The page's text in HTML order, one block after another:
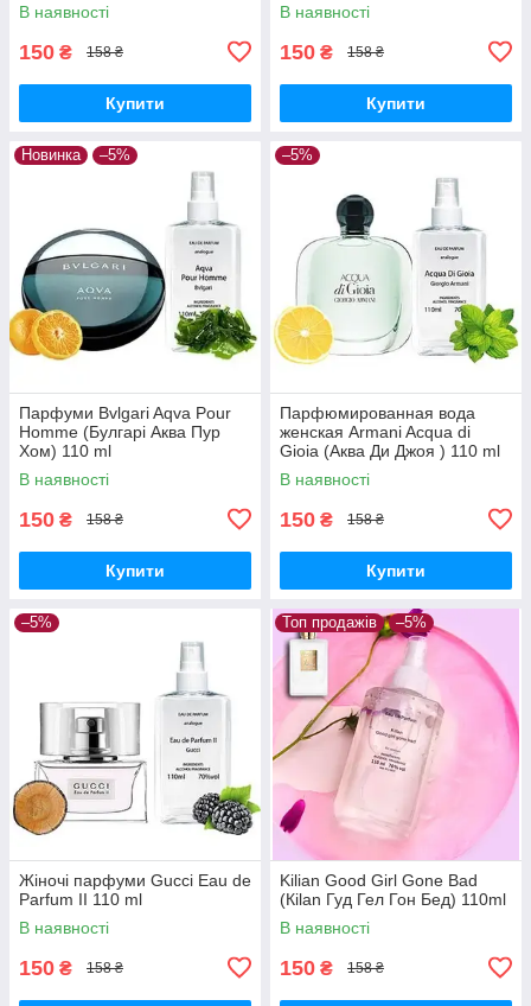
В наявності
150 ₴ 158 ₴
Купити
В наявності
150 ₴ 158 ₴
Купити
Новинка –5%
Парфуми Bvlgari Aqva Pour
Homme (Булгарі Аква Пур
Хом) 110 ml
В наявності
150 ₴ 158 ₴
Купити
–5%
Парфюмированная вода
женская Armani Acqua di
Gioia (Аква Ди Джоя ) 110 ml
В наявності
150 ₴ 158 ₴
Купити
–5%
Жіночі парфуми Gucci Eau de
Parfum II 110 ml
В наявності
150 ₴ 158 ₴
Топ продажів –5%
Kilian Good Girl Gone Bad
(Кilan Гуд Гел Гон Бед) 110ml
В наявності
150 ₴ 158 ₴